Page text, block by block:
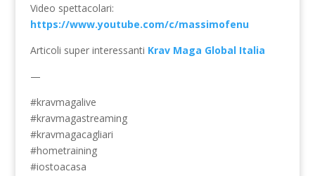
Video spettacolari:
https://www.youtube.com/c/massimofenu
Articoli super interessanti Krav Maga Global Italia
—
#kravmagalive
#kravmagastreaming
#kravmagacagliari
#hometraining
#iostoacasa